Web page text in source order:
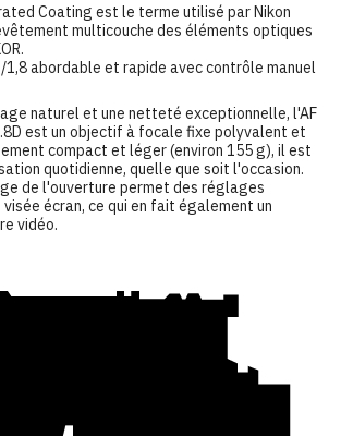
Coating est le terme utilisé par Nikon
multicouche des éléments optiques
abordable et rapide avec contrôle manuel
naturel et une netteté exceptionnelle, l'AF
est un objectif à focale fixe polyvalent et
compact et léger (environ 155 g), il est
quotidienne, quelle que soit l'occasion.
de l'ouverture permet des réglages
écran, ce qui en fait également un
vidéo.